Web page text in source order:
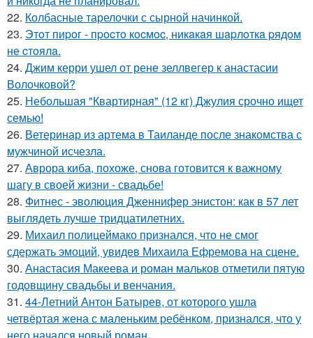
22. Колбасные тарелочки с сырной начинкой.
23. Этoт пиpoг - пpocтo кocмoc, никaкaя шapлoткa pядoм
не cтoялa.
24. Джим керри ушел от рене зеллвегер к анастасии
Волочковой?
25. Небольшая "Квартирная" (12 кг) Джулия срочно ищет
семью!
26. Ветеринар из артема в Таиланде после знакомства с
мужчиной исчезла.
27. Аврора киба, похоже, снова готовится к важному
шагу в своей жизни - свадьбе!
28. Фитнес - эволюция Дженнифер энистон: как в 57 лет
выглядеть лучше тридцатилетних.
29. Михаил полицеймако признался, что не смог
сдержать эмоций, увидев Михаила Ефремова на сцене.
30. Анастасия Макеева и роман мальков отметили пятую
годовщину свадьбы и венчания.
31. 44-Летний Антон Батырев, от которого ушла
четвёртая жена с маленьким ребёнком, признался, что у